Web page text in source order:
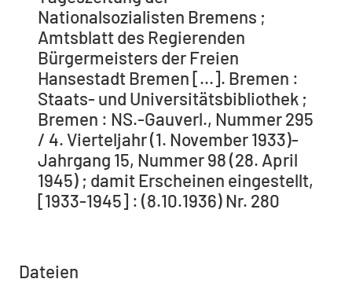
Nationalsozialisten Bremens ;
Amtsblatt des Regierenden
Bürgermeisters der Freien
Hansestadt Bremen [...]. Bremen :
Staats- und Universitätsbibliothek ;
Bremen : NS.-Gauverl., Nummer 295
/ 4. Vierteljahr (1. November 1933)-
Jahrgang 15, Nummer 98 (28. April
1945) ; damit Erscheinen eingestellt,
[1933-1945] : (8.10.1936) Nr. 280
Dateien